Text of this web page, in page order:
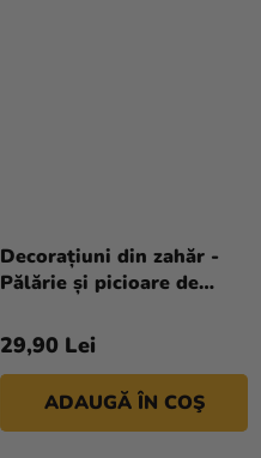
Decorațiuni din zahăr -
Pălărie și picioare de
29,90 Lei
ADAUGĂ ÎN COŞ